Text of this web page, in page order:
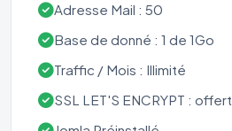
Adresse Mail : 50
Base de donné : 1 de 1Go
Traffic / Mois : Illimité
SSL LET'S ENCRYPT : offert